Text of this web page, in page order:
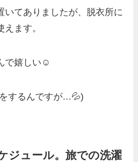
いてありましたが、脱衣所に
ます。
で嬉しい☺️
するんですが…💦)
ジュール。旅での洗濯